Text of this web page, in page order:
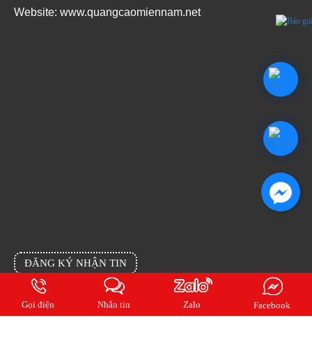
Website: www.quangcaomiennam.net
ĐĂNG KÝ NHẬN TIN
Đăng ký email của bạn cho chúng tôi để cập nhật tin mới nhất từng ngày
Gọi điện Nhắn tin Zalo Facebook